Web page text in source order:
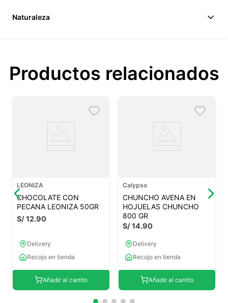
Naturaleza
Productos relacionados
LEONIZA
CHOCOLATE CON
PECANA LEONIZA 50GR
S/12.90
Delivery
Recojo en tienda
Añadir al carrito
Calypso
CHUNCHO AVENA EN
HOJUELAS CHUNCHO
800 GR
S/14.90
Delivery
Recojo en tienda
Añadir al carrito